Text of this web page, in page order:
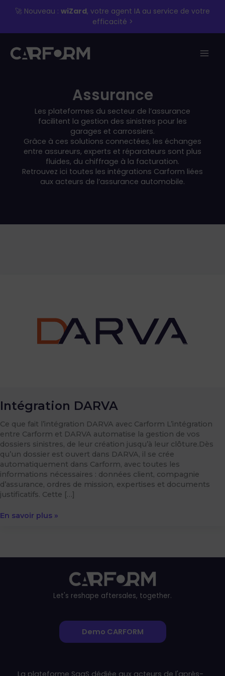
🚀 Nouveau : wiZard, votre agent IA au service de votre
efficacité >
Assurance
Les plateformes du secteur de l’assurance
facilitent la gestion des sinistres pour les
garages et carrossiers.
Grâce à ces solutions connectées, les échanges
entre assureurs, experts et réparateurs sont plus
fluides, du chiffrage à la facturation.
Retrouvez ici toutes les intégrations Carform liées
aux acteurs de l’assurance automobile.
Intégration DARVA
Ce que fait l’intégration DARVA avec Carform L’intégration
entre Carform et DARVA automatise la gestion de vos
dossiers sinistres, de leur création jusqu’à leur clôture.Dès
qu’un dossier est ouvert dans DARVA, il se crée
automatiquement dans Carform, avec toutes les
informations nécessaires : données client, compagnie
d’assurance, ordres de mission, expertises et documents
justificatifs. Cette […]
En savoir plus »
Let's reshape aftersales, together.
Demo CARFORM
La plateforme SaaS dédiée aux acteurs de l'après-